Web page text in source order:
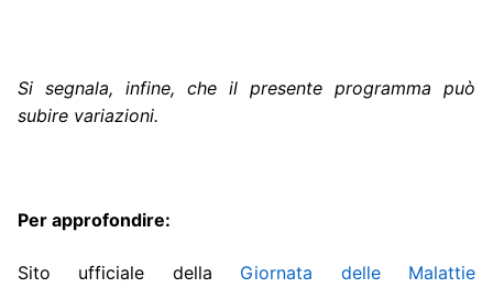
Si segnala, infine, che il presente programma può
subire variazioni.
Per approfondire:
Sito ufficiale della Giornata delle Malattie